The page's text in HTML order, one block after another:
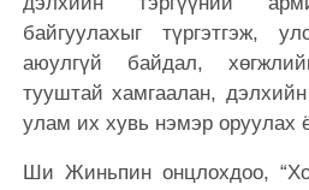
байгуулахыг түргэтгэж,
аюулгүй байдал,
тууштай хамгаалан,
улам их хувь нэмэр оруулах
Ши Жиньпин онцлохдоо,